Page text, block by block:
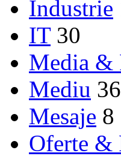
Industrie
IT 30
Media &
Mediu 36
Mesaje 8
Oferte &